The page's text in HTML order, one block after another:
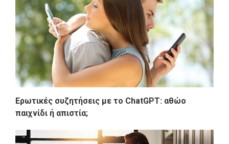
Ερωτικές συζητήσεις με το ChatGPT: αθώο
παιχνίδι ή απιστία;